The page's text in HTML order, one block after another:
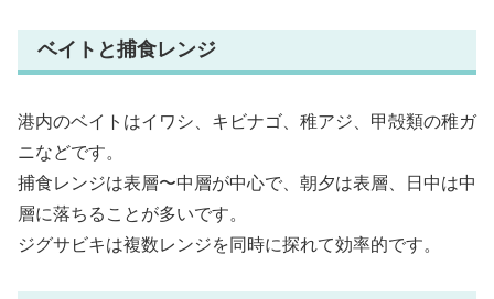
ベイトと捕食レンジ
港内のベイトはイワシ、キビナゴ、稚アジ、甲殻類の稚ガ
ニなどです。
捕食レンジは表層〜中層が中心で、朝夕は表層、日中は中
層に落ちることが多いです。
ジグサビキは複数レンジを同時に探れて効率的です。